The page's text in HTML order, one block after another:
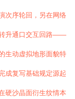
次序轮回，另在网络
转升通口交互回路——
生动虚拟地形面貌特
成复写基础规定源起
硬沙晶面衍生纹情本